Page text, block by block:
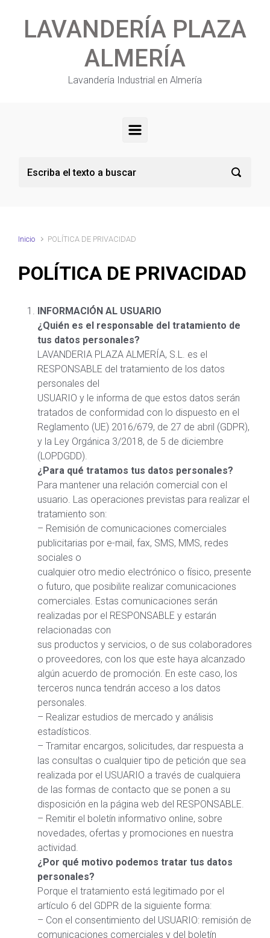
LAVANDERÍA PLAZA
ALMERÍA
Lavandería Industrial en Almería
Inicio POLÍTICA DE PRIVACIDAD
POLÍTICA DE PRIVACIDAD
INFORMACIÓN AL USUARIO
¿Quién es el responsable del tratamiento de
tus datos personales?
LAVANDERIA PLAZA ALMERÍA, S.L. es el
RESPONSABLE del tratamiento de los datos
personales del
USUARIO y le informa de que estos datos serán
tratados de conformidad con lo dispuesto en el
Reglamento (UE) 2016/679, de 27 de abril (GDPR),
y la Ley Orgánica 3/2018, de 5 de diciembre
(LOPDGDD).
¿Para qué tratamos tus datos personales?
Para mantener una relación comercial con el
usuario. Las operaciones previstas para realizar el
tratamiento son:
– Remisión de comunicaciones comerciales
publicitarias por e-mail, fax, SMS, MMS, redes
sociales o
cualquier otro medio electrónico o físico, presente
o futuro, que posibilite realizar comunicaciones
comerciales. Estas comunicaciones serán
realizadas por el RESPONSABLE y estarán
relacionadas con
sus productos y servicios, o de sus colaboradores
o proveedores, con los que este haya alcanzado
algún acuerdo de promoción. En este caso, los
terceros nunca tendrán acceso a los datos
personales.
– Realizar estudios de mercado y análisis
estadísticos.
– Tramitar encargos, solicitudes, dar respuesta a
las consultas o cualquier tipo de petición que sea
realizada por el USUARIO a través de cualquiera
de las formas de contacto que se ponen a su
disposición en la página web del RESPONSABLE.
– Remitir el boletín informativo online, sobre
novedades, ofertas y promociones en nuestra
actividad.
¿Por qué motivo podemos tratar tus datos
personales?
Porque el tratamiento está legitimado por el
artículo 6 del GDPR de la siguiente forma:
– Con el consentimiento del USUARIO: remisión de
comunicaciones comerciales y del boletín